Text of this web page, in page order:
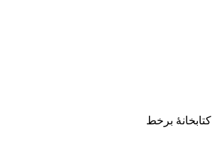
کتابخانۀ برخط